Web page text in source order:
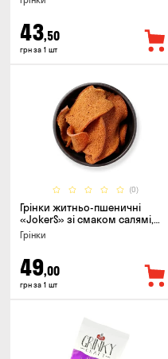
43,50
грн за 1 шт
(0)
Грінки житньо-пшеничні
«JokerS» зі смаком салямі,
80г
Грінки
49,00
грн за 1 шт